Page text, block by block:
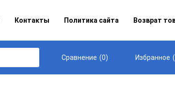
Контакты Политика сайта Возврат
Сравнение (0) Избранное (